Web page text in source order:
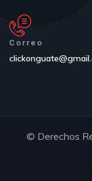
Correo
© Derechos